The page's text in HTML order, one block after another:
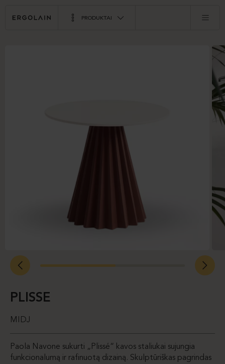
PRODUKTAI
PLISSE
MIDJ
Paola Navone sukurti „Plissé“ kavos staliukai sujungia
funkcionalumą ir rafinuotą dizainą. Skulptūriškas pagrindas